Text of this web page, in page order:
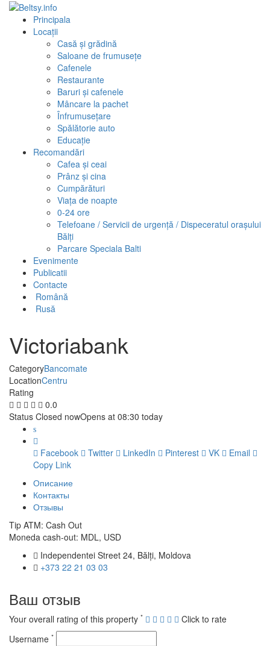
Principala
Locații
Casă și grădină
Saloane de frumusețe
Cafenele
Restaurante
Baruri și cafenele
Mâncare la pachet
Înfrumusețare
Spălătorie auto
Educaţie
Recomandări
Cafea și ceai
Prânz și cina
Cumpărături
Viața de noapte
0-24 ore
Telefoane / Servicii de urgență / Dispeceratul orașului
Bălți
Parcare Speciala Balti
Evenimente
Publicatii
Contacte
Română
Rusă
Victoriabank
CategoryBancomate
LocationCentru
Rating
0.0
Status Closed nowOpens at 08:30 today
Facebook Twitter LinkedIn Pinterest VK
Email
Copy Link
Описание
Контакты
Отзывы
Tip ATM: Cash Out
Moneda cash-out: MDL, USD
Independentei Street 24, Bălți, Moldova
+373 22 21 03 03
Ваш отзыв
Your overall rating of this property *
Click to rate
Username *